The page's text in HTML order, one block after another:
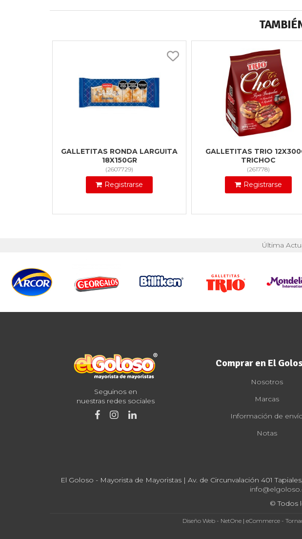
GALLETITAS RONDA LARGUITA
18X150GR
(2607729)
Registrarse
GALLETITAS TRIO
TRICHOC
(261778)
Registrarse
Última
Seguinos en
nuestras redes sociales
Comprar en El
Nosotros
Marcas
Información de
Notas
El Goloso - Mayorista de Mayoristas | Av. de Circunvalación 401
© Todos
Diseño Web - NetOne| eCommerce -